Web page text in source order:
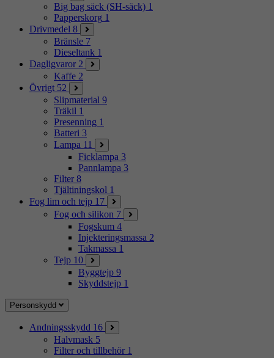
Big bag säck (SH-säck) 1
Papperskorg 1
Drivmedel 8
Bränsle 7
Dieseltank 1
Dagligvaror 2
Kaffe 2
Övrigt 52
Slipmaterial 9
Träkil 1
Presenning 1
Batteri 3
Lampa 11
Ficklampa 3
Pannlampa 3
Filter 8
Tjältiningskol 1
Fog lim och tejp 17
Fog och silikon 7
Fogskum 4
Injekteringsmassa 2
Takmassa 1
Tejp 10
Byggtejp 9
Skyddstejp 1
Personskydd
Andningsskydd 16
Halvmask 5
Filter och tillbehör 1